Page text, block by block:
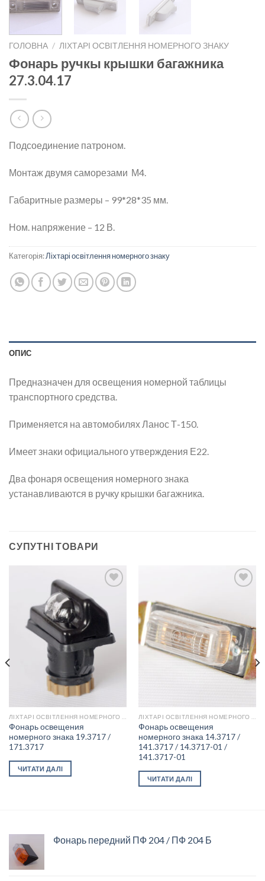
ГОЛОВНА / ЛІХТАРІ ОСВІТЛЕННЯ НОМЕРНОГО ЗНАКУ
Фонарь ручкы крышки багажника
27.3.04.17
Подсоединение патроном.
Монтаж двумя саморезами М4.
Габаритные размеры – 99*28*35 мм.
Ном. напряжение – 12 В.
Категорія:Ліхтарі освітлення номерного знаку
ОПИС
Предназначен для освещения номерной таблицы
транспортного средства.
Применяется на автомобилях Ланос Т-150.
Имеет знаки официального утверждения Е22.
Два фонаря освещения номерного знака
устанавливаются в ручку крышки багажника.
СУПУТНІ ТОВАРИ
Add to
wishlist
Фонарь освещения
номерного знака 19.3717 /
171.3717
ЧИТАТИ ДАЛІ
wishlist
Фонарь освещения
номерного знака 14.3717 /
141.3717 / 14.3717-01 /
141.3717-01
ЧИТАТИ ДАЛІ
Фонарь передний ПФ 204 / ПФ 204 Б